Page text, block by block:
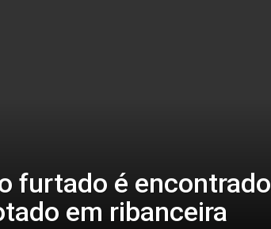
furtado é encontrado
em ribanceira